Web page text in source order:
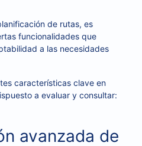
de rutas, es
funcionalidades que
a las necesidades
características clave en
a evaluar y consultar:
avanzada de